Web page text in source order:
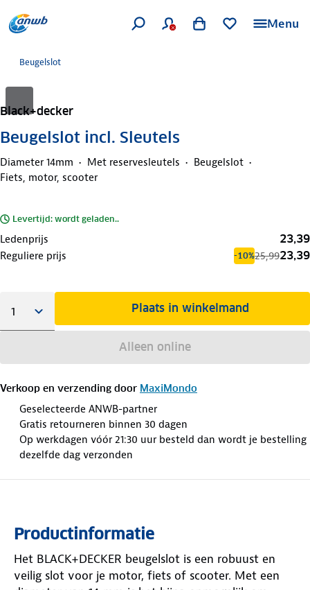
Menu
Beugelslot
Black+decker
Beugelslot incl. Sleutels
Diameter 14mm Met reservesleutels
Beugelslot
Fiets, motor, scooter
Levertijd: wordt geladen..
Ledenprijs 23,39
Reguliere prijs -10%25,9923,39
Plaats in winkelmand
Alleen online
Verkoop en verzending door MaxiMondo
Geselecteerde ANWB-partner
Gratis retourneren binnen 30 dagen
Op werkdagen vóór 21:30 uur besteld dan wordt je bestelling
dezelfde dag verzonden
Productinformatie
Het BLACK+DECKER beugelslot is een robuust en
veilig slot voor je motor, fiets of scooter. Met een